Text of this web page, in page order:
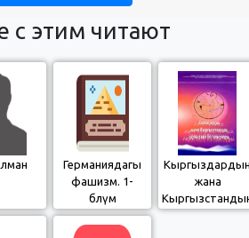
с этим читают
Германиядагы
фашизм. 1-
бөлүм
жана
тарыхый